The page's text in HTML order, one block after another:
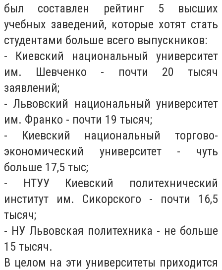
был составлен рейтинг 5 высших
учебных заведений, которые хотят стать
студентами больше всего выпускников:
- Киевский национальный университет
им. Шевченко - почти 20 тысяч
заявлений;
- Львовский национальный университет
им. Франко - почти 19 тысяч;
- Киевский национальный торгово-
экономический университет - чуть
больше 17,5 тыс;
- НТУУ Киевский политехнический
институт им. Сикорского - почти 16,5
тысяч;
- НУ Львовская политехника - не больше
15 тысяч.
В целом на эти университеты приходится